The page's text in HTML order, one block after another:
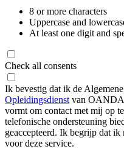
8 or more characters
Uppercase and
At least one digit and
Check all consents
Ik bevestig dat ik de
Opleidingsdienst van OANDA
vormt om contact met mij op
telefonische ondersteuning
geaccepteerd. Ik begrijp dat
voor deze service.